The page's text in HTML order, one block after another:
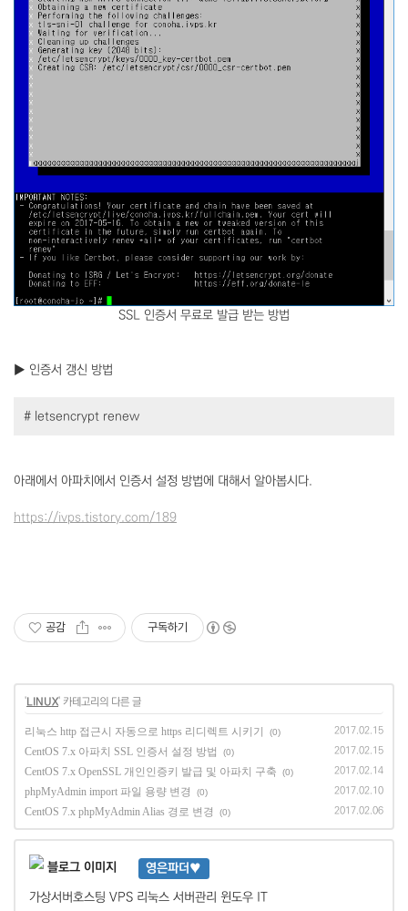
SSL 인증서 무료로 발급 받는 방법
▶ 인증서 갱신 방법
# letsencrypt renew
아래에서 아파치에서 인증서 설정 방법에 대해서 알아봅시다.
https://ivps.tistory.com/189
공감 구독하기
'LINUX' 카테고리의 다른 글
리눅스 http 접근시 자동으로 https 리디렉트 시키기 (0) 2017.02.15
CentOS 7.x 아파치 SSL 인증서 설정 방법 (0) 2017.02.15
CentOS 7.x OpenSSL 개인인증키 발급 및 아파치 구축 (0) 2017.02.14
phpMyAdmin import 파일 용량 변경 (0) 2017.02.10
CentOS 7.x phpMyAdmin Alias 경로 변경 (0) 2017.02.06
영은파더♥
가상서버호스팅 VPS 리눅스 서버관리 윈도우 IT